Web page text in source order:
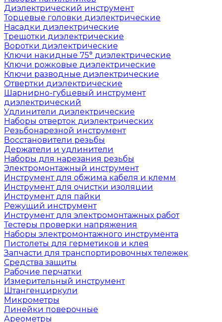
Диэлектрический инструмент
Торцевые головки диэлектрические
Насадки диэлектрические
Трещотки диэлектрические
Воротки диэлектрические
Ключи накидные 75° диэлектрические
Ключи рожковые диэлектрические
Ключи разводные диэлектрические
Отвертки диэлектрические
Шарнирно-губцевый инструмент
диэлектрический
Удлинители диэлектрические
Наборы отверток диэлектрических
Резьбонарезной инструмент
Восстановители резьбы
Держатели и удлинители
Наборы для нарезания резьбы
Электромонтажный инструмент
Инструмент для обжима кабеля и клемм
Инструмент для очистки изоляции
Инструмент для пайки
Режущий инструмент
Инструмент для электромонтажных работ
Тестеры проверки напряжения
Наборы электромонтажного инструмента
Пистолеты для герметиков и клея
Запчасти для транспортировочных тележек
Средства защиты
Рабочие перчатки
Измерительный инструмент
Штангенциркули
Микрометры
Линейки поверочные
Ареометры